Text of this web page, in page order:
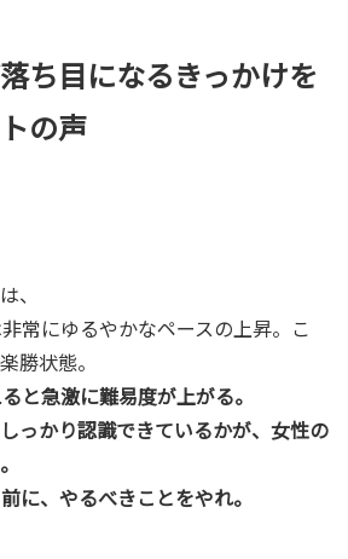
ち目になるきっかけを
の声
、
常にゆるやかなペースの上昇。こ
勝状態。
と急激に難易度が上がる。
っかり認識できているかが、女性の
に、やるべきことをやれ。